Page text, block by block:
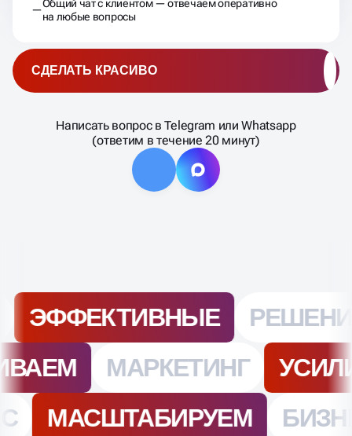
Общий чат с клиентом — отвечаем оперативно
на любые вопросы
Написать вопрос в Telegram или Whatsapp
(ответим в течение 20 минут)
СДЕЛАТЬ КРАСИВО